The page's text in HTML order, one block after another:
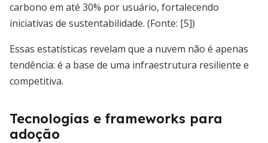
carbono em até 30% por usuário, fortalecendo
iniciativas de sustentabilidade. (Fonte: [5])
Essas estatísticas revelam que a nuvem não é apenas
tendência: é a base de uma infraestrutura resiliente e
competitiva.
Tecnologias e frameworks para
adoção